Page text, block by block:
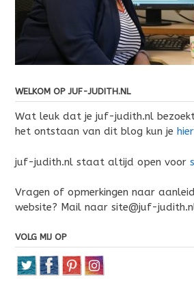
WELKOM OP JUF-JUDITH.NL
Wat leuk dat je juf-judith.nl
het ontstaan van dit blog kun je
juf-judith.nl staat altijd open voor
Vragen of opmerkingen naar
website? Mail naar site@juf-
VOLG MIJ OP